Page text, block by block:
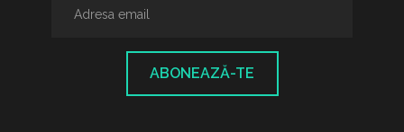
ABONEAZĂ-TE